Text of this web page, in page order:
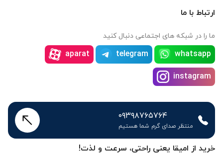
خرید از امیقا یعنی راحتی، سرعت و لذت!
ارتباط با ما
ما را در شبکه های اجتماعی دنبال کنید
whatsapp
telegram
aparat
instagram
۰۹۳۹۸۷۶۵۷۶۴
منتظر صدای گرم شما هستیم